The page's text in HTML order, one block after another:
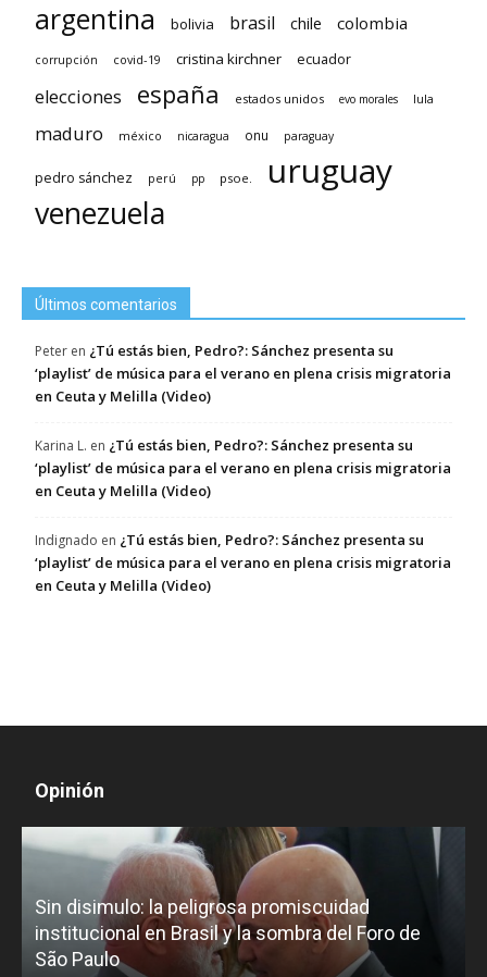
argentina bolivia brasil chile colombia
corrupción covid-19 cristina kirchner ecuador
elecciones españa estados unidos evo morales lula
maduro méxico nicaragua onu paraguay
pedro sánchez perú pp psoe. uruguay
venezuela
Últimos comentarios
Peter en ¿Tú estás bien, Pedro?: Sánchez presenta su
‘playlist’ de música para el verano en plena crisis migratoria
en Ceuta y Melilla (Video)
Karina L. en ¿Tú estás bien, Pedro?: Sánchez presenta su
‘playlist’ de música para el verano en plena crisis migratoria
en Ceuta y Melilla (Video)
Indignado en ¿Tú estás bien, Pedro?: Sánchez presenta su
‘playlist’ de música para el verano en plena crisis migratoria
en Ceuta y Melilla (Video)
Opinión
Sin disimulo: la peligrosa promiscuidad
institucional en Brasil y la sombra del Foro de
São Paulo